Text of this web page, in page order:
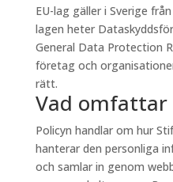
EU-lag gäller i Sverige
lagen heter
General Data Protection
företag och
rätt.
Vad omfattar
Policyn handlar om hur
hanterar den personliga
och samlar in genom